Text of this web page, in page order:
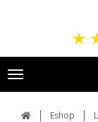
★
Toggle
navigation
Eshop